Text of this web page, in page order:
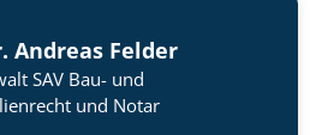
Andreas Felder
SAV Bau- und
und Notar